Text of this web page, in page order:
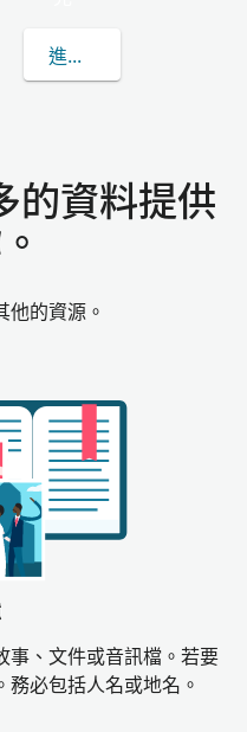
進一步了解VREEKAMP
的資料提供
他的資源。
事、文件或音訊檔。若要
必包括人名或地名。